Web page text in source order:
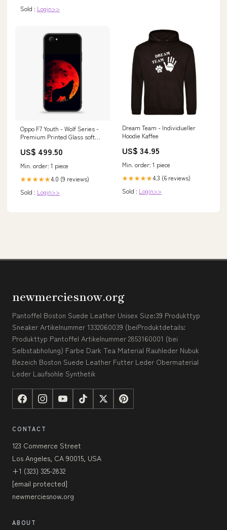
Sold : Login>>
Oppo F7 Youth - Wolf Series -
Premium Printed Glass soft
Color:Design 5
US$ 499.50
Min. order: 1 piece
★★★★★4.0 (9 reviews)
Sold : Login>>
Dream Team - Individueller
Hoodie Kaffee
US$ 34.95
Min. order: 1 piece
★★★★★4.3 (6 reviews)
Sold : Login>>
newmerciesnow.org
Pantoffel Boston Suede Leather Unisex Size:39 Produkttyp
Sneaker Artikelnummer 1332060039 (beiProduktdetails:
Produkttyp Pantoffel Artikelnummer 2853160001 (bei
Selbstabholung) Farbe Dark Tea Material Rauhleder Nubuk
Bezeich Boston Suede Leather Futter Leder Obermaterial
Leder Laufsohle Synthetik
CONTACT
123 Commerce Street
Los Angeles, CA 90015, USA
+1 (323) 325-2832
[email protected]
newmerciesnow.org
ABOUT